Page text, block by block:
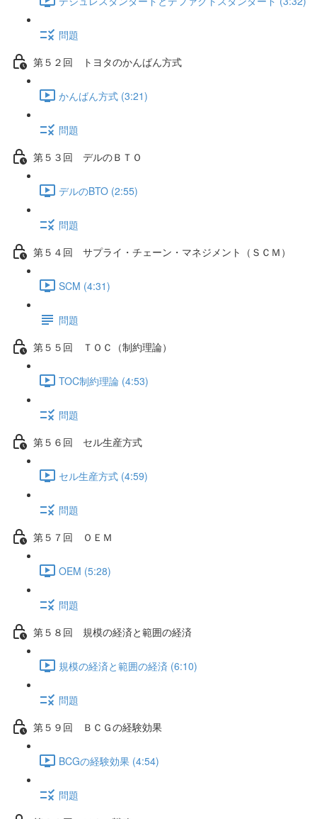
問題
第５２回 トヨタのかんばん方式
かんばん方式 (3:21)
問題
第５３回 デルのＢＴＯ
デルのBTO (2:55)
問題
第５４回 サプライ・チェーン・マネジメント（ＳＣＭ）
SCM (4:31)
問題
第５５回 ＴＯＣ（制約理論）
TOC制約理論 (4:53)
問題
第５６回 セル生産方式
セル生産方式 (4:59)
問題
第５７回 ＯＥＭ
OEM (5:28)
問題
第５８回 規模の経済と範囲の経済
規模の経済と範囲の経済 (6:10)
問題
第５９回 ＢＣＧの経験効果
BCGの経験効果 (4:54)
問題